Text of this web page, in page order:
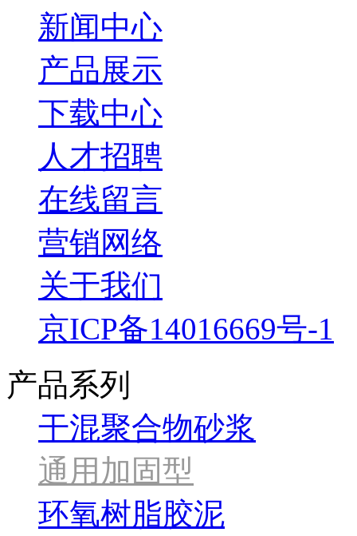
新闻中心
产品展示
下载中心
人才招聘
在线留言
营销网络
关于我们
京ICP备14016669号-1
产品系列
干混聚合物砂浆
通用加固型
环氧树脂胶泥